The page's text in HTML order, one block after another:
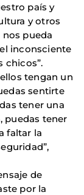
país y
y otros
pueda
inconsciente
chicos”.
tengan un
sentirte
tener una
puedas tener
faltar la
de
por la